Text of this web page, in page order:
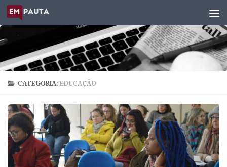
Skip to content
CATEGORIA:EDUCAÇÃO